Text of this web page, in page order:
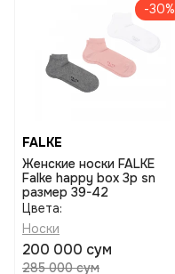
-30%
FALKE
Женские носки FALKE
Falke happy box 3p sn
размер 39-42
Цвета:
Носки
200 000 сум
285 000 сум